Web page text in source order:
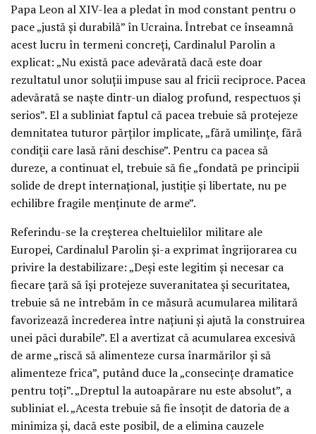
Papa Leon al XIV-lea a pledat în mod constant pentru o
pace „justă și durabilă” în Ucraina. Întrebat ce înseamnă
acest lucru în termeni concreți, Cardinalul Parolin a
explicat: „Nu există pace adevărată dacă este doar
rezultatul unor soluții impuse sau al fricii reciproce. Pacea
adevărată se naște dintr-un dialog profund, respectuos și
serios”. El a subliniat faptul că pacea trebuie să protejeze
demnitatea tuturor părților implicate, „fără umilințe, fără
condiții care lasă răni deschise”. Pentru ca pacea să
dureze, a continuat el, trebuie să fie „fondată pe principii
solide de drept internațional, justiție și libertate, nu pe
echilibre fragile menținute de arme”.
Referindu-se la creșterea cheltuielilor militare ale
Europei, Cardinalul Parolin și-a exprimat îngrijorarea cu
privire la destabilizare: „Deși este legitim și necesar ca
fiecare țară să își protejeze suveranitatea și securitatea,
trebuie să ne întrebăm în ce măsură acumularea militară
favorizează încrederea între națiuni și ajută la construirea
unei păci durabile”. El a avertizat că acumularea excesivă
de arme „riscă să alimenteze cursa înarmărilor și să
alimenteze frica”, putând duce la „consecințe dramatice
pentru toți”. „Dreptul la autoapărare nu este absolut”, a
subliniat el. „Acesta trebuie să fie însoțit de datoria de a
minimiza și, dacă este posibil, de a elimina cauzele